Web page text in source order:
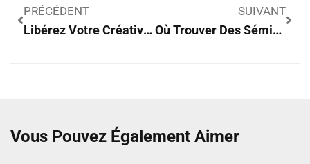
PRÉCÉDENT
Libérez Votre Créativité : Les Loisirs DIY Surprenants À Explorer Dès Maintenant
SUIVANT
Où Trouver Des Séminaire Lyon Originaux Ou Insolites ?
Vous Pouvez Également Aimer